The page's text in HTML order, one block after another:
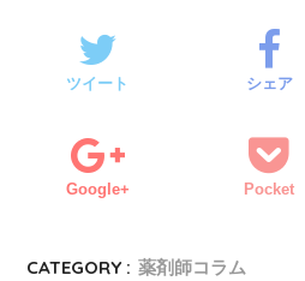
ツイート シェア
Google+ Pocket
CATEGORY : 薬剤師コラム